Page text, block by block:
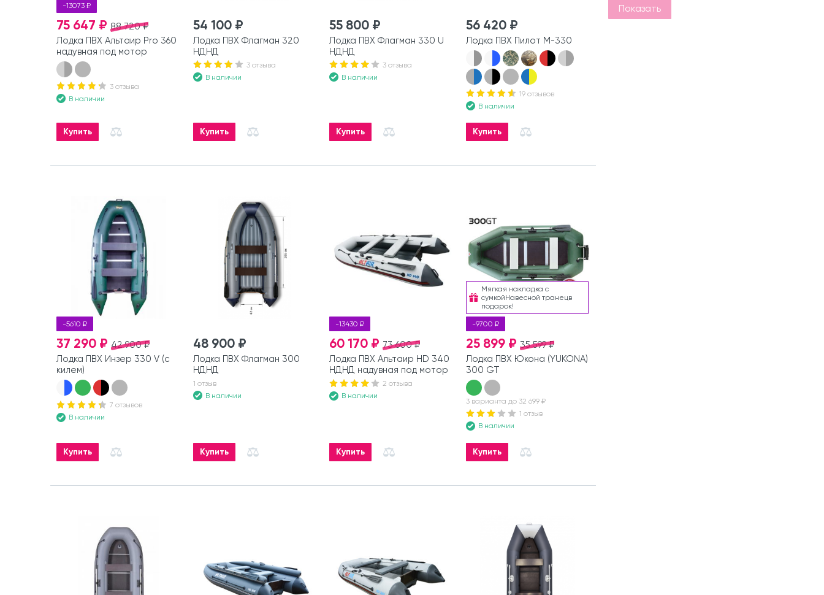
-13073 ₽
88 720 ₽
75 647 ₽
Лодка ПВХ Альтаир Pro 360
надувная под мотор
3 отзыва
В наличии
Купить
54 100 ₽
Лодка ПВХ Флагман 320
НДНД
3 отзыва
В наличии
Купить
55 800 ₽
Лодка ПВХ Флагман 330 U
НДНД
3 отзыва
В наличии
Купить
56 420 ₽
Лодка ПВХ Пилот М-330
19 отзывов
В наличии
Купить
-5610 ₽
42 900 ₽
37 290 ₽
Лодка ПВХ Инзер 330 V (с
килем)
7 отзывов
В наличии
Купить
48 900 ₽
Лодка ПВХ Флагман 300
НДНД
1 отзыв
В наличии
Купить
-13430 ₽
73 600 ₽
60 170 ₽
Лодка ПВХ Альтаир HD 340
НДНД надувная под мотор
2 отзыва
В наличии
Купить
Мягкая накладка с
сумкойНавесной транецв
подарок!
-9700 ₽
35 599 ₽
25 899 ₽
Лодка ПВХ Юкона (YUKONA)
300 GT
3 варианта до 32 699 ₽
1 отзыв
В наличии
Купить
Показать